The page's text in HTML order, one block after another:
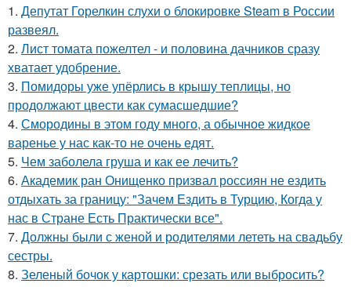
1. Депутат Горелкин слухи о блокировке Steam в России
развеял.
2. Лист томата пожелтел - и половина дачников сразу
хватает удобрение.
3. Помидоры уже упёрлись в крышу теплицы, но
продолжают цвести как сумасшедшие?
4. Смородины в этом году много, а обычное жидкое
варенье у нас как-то не очень едят.
5. Чем заболела груша и как ее лечить?
6. Академик ран Онищенко призвал россиян не ездить
отдыхать за границу: "Зачем Ездить в Турцию, Когда у
нас в Стране Есть Практически все".
7. Должны были с женой и родителями лететь на свадьбу
сестры.
8. Зеленый бочок у картошки: срезать или выбросить?